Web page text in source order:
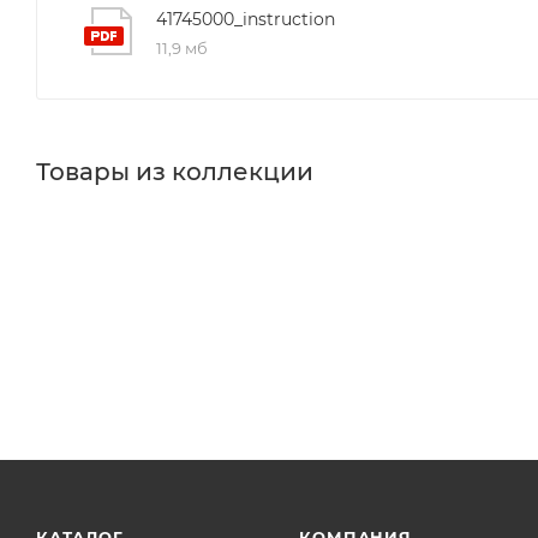
41745000_instruction
11,9 мб
Товары из коллекции
Реквизиты